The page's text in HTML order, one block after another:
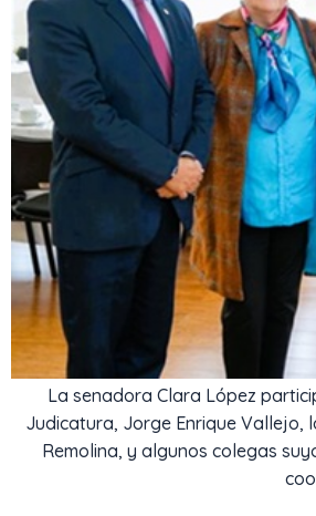
La senadora Clara López
Judicatura, Jorge Enrique Vallejo,
Remolina, y algunos colegas